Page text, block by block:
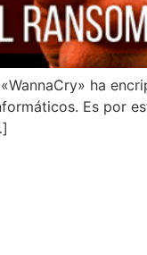
ha
Es por